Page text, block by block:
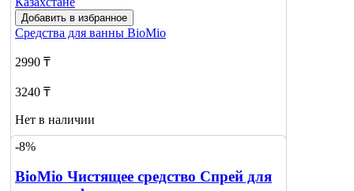
Добавить в избранное
Средства для ванны BioMio
2990 ₸
3240 ₸
Нет в наличии
Сообщить
1
-8%
BioMio Чистящее средство Спрей для